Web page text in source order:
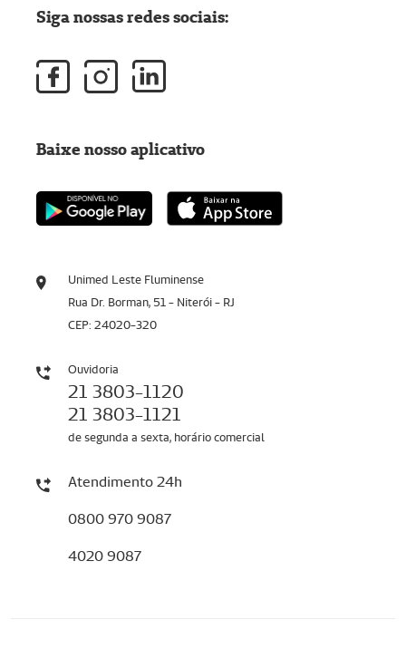
Unimed Leste Fluminense
Rua Dr. Borman, 51 - Niterói - RJ
CEP: 24020-320
Ouvidoria
21 3803-1120
21 3803-1121
de segunda a sexta, horário comercial
Atendimento 24h
0800 970 9087
4020 9087
Siga nossas redes sociais:
Baixe nosso aplicativo